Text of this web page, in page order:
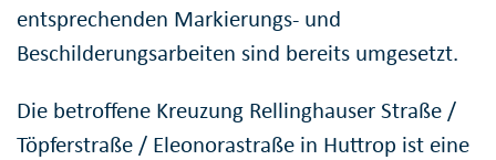
entsprechenden Markierungs- und
Beschilderungsarbeiten sind bereits umgesetzt.
Die betroffene Kreuzung Rellinghauser Straße /
Töpferstraße / Eleonorastraße in Huttrop ist eine